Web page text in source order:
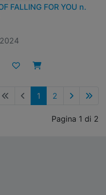
FALLING FOR YOU n.
1 2
Pagina 1 di 2